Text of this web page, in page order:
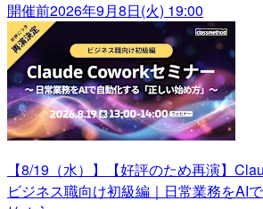
開催前2026年9月8日(火) 19:00
【8/19（水）】【好評のため再演】
ビジネス職向け初級編｜日常業務をAI